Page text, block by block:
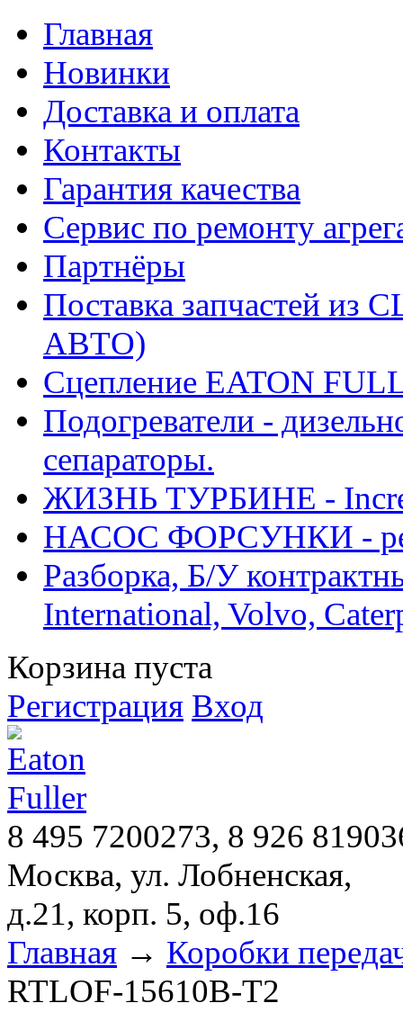
Главная
Новинки
Доставка и оплата
Контакты
Гарантия качества
Сервис по ремонту
Партнёры
Поставка запчастей
АВТО)
Сцепление EATON
Подогреватели -
сепараторы.
ЖИЗНЬ ТУРБИНЕ -
НАСОС ФОРСУНКИ -
Разборка, Б/У
International, Volvo,
Корзина пуста
Регистрация Вход
8 495 7200273, 8 926
Москва, ул. Лобненская,
д.21, корп. 5, оф.16
Главная → Коробки
RTLOF-15610B-T2